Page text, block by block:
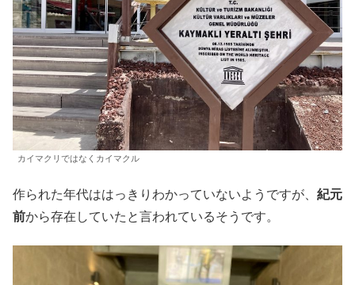
カイマクリではなくカイマクル
作られた年代ははっきりわかっていないようですが、 紀元
前から存在していたと言われているそうです。